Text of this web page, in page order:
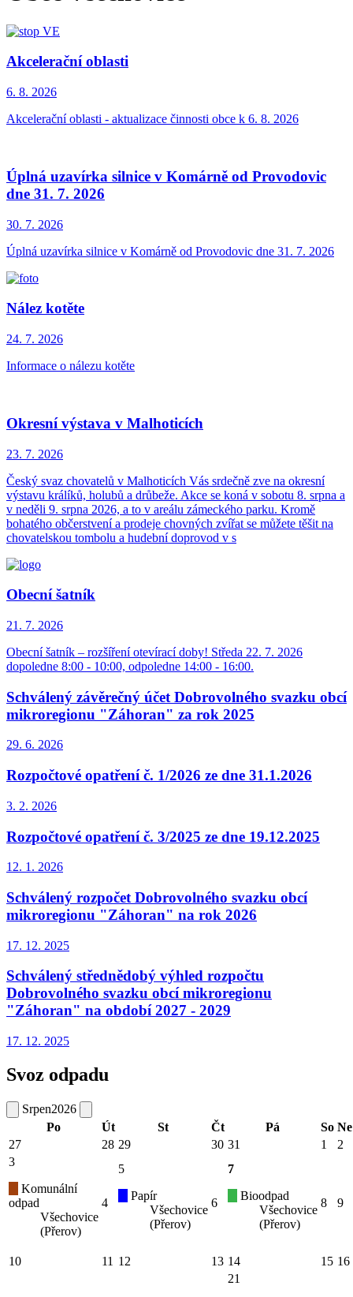
Akcelerační oblasti
6. 8. 2026
Akcelerační oblasti - aktualizace činnosti obce k 6. 8. 2026
Úplná uzavírka silnice v Komárně od Provodovic
dne 31. 7. 2026
30. 7. 2026
Úplná uzavírka silnice v Komárně od Provodovic dne 31. 7. 2026
Nález kotěte
24. 7. 2026
Informace o nálezu kotěte
Okresní výstava v Malhoticích
23. 7. 2026
Český svaz chovatelů v Malhoticích Vás srdečně zve na okresní
výstavu králíků, holubů a drůbeže. Akce se koná v sobotu 8. srpna a
v neděli 9. srpna 2026, a to v areálu zámeckého parku. Kromě
bohatého občerstvení a prodeje chovných zvířat se můžete těšit na
chovatelskou tombolu a hudební doprovod v s
Obecní šatník
21. 7. 2026
Obecní šatník – rozšíření otevírací doby! Středa 22. 7. 2026
dopoledne 8:00 - 10:00, odpoledne 14:00 - 16:00.
Schválený závěrečný účet Dobrovolného svazku obcí
mikroregionu "Záhoran" za rok 2025
29. 6. 2026
Rozpočtové opatření č. 1/2026 ze dne 31.1.2026
3. 2. 2026
Rozpočtové opatření č. 3/2025 ze dne 19.12.2025
12. 1. 2026
Schválený rozpočet Dobrovolného svazku obcí
mikroregionu "Záhoran" na rok 2026
17. 12. 2025
Schválený střednědobý výhled rozpočtu
Dobrovolného svazku obcí mikroregionu
"Záhoran" na období 2027 - 2029
17. 12. 2025
Svoz odpadu
Srpen2026
Po
Út St Čt Pá So Ne
27
28 29 30 31 1
2
3
Komunální
odpad
Všechovice
(Přerov)
4
5
Papír
Všechovice
(Přerov)
6
7
Bioodpad
Všechovice
(Přerov)
8 9
10 11 12 13 14 15 16
21